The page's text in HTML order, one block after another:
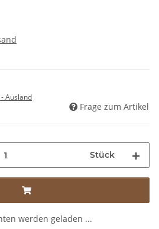
- Ausland
Frage zum Artikel
Stück
werden geladen ...